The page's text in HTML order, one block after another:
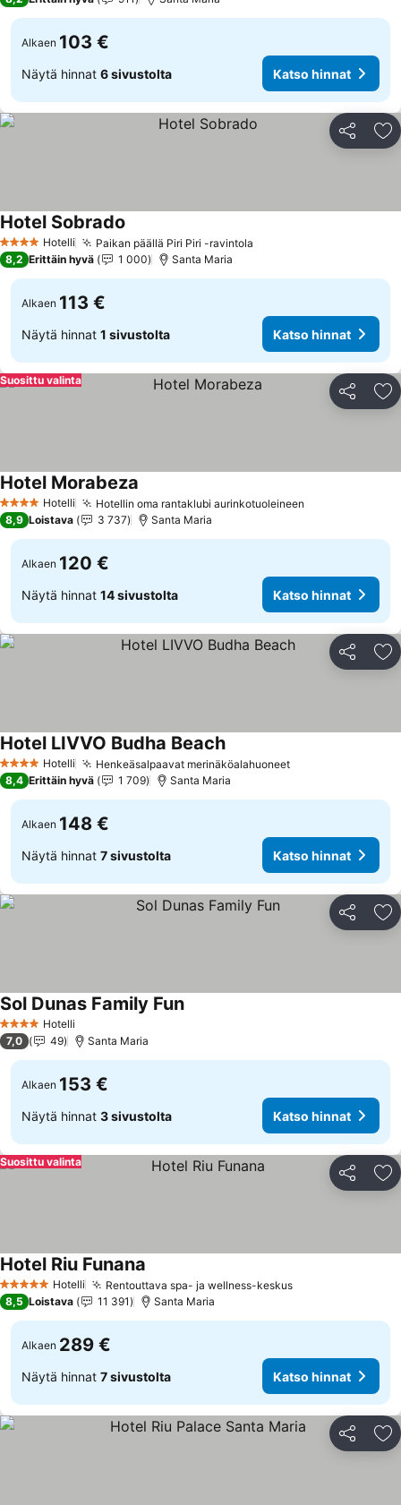
Alkaen 103 €
Näytä hinnat 6 sivustolta Katso hinnat
Jaa
4 Tähtiluokitus
Hotelli Paikan päällä Piri Piri -ravintola
Hotel Sobrado
8,2 Erittäin hyvä 1 000 Santa Maria
Alkaen 113 €
Näytä hinnat 1 sivustolta Katso hinnat
Jaa
Suosittu valinta
4 Tähtiluokitus
Hotelli Hotellin oma rantaklubi aurinkotuoleineen
Hotel Morabeza
8,9 Loistava 3 737 Santa Maria
Alkaen 120 €
Näytä hinnat 14 sivustolta Katso hinnat
Jaa
4 Tähtiluokitus
Hotelli Henkeäsalpaavat merinäköalahuoneet
Hotel LIVVO Budha Beach
8,4 Erittäin hyvä 1 709 Santa Maria
Alkaen 148 €
Näytä hinnat 7 sivustolta Katso hinnat
Jaa
4 Tähtiluokitus
Hotelli
Sol Dunas Family Fun
7,0 49 Santa Maria
Alkaen 153 €
Näytä hinnat 3 sivustolta Katso hinnat
Jaa
Suosittu valinta
5 Tähtiluokitus
Hotelli Rentouttava spa- ja wellness-keskus
Hotel Riu Funana
8,5 Loistava 11 391 Santa Maria
Alkaen 289 €
Näytä hinnat 7 sivustolta Katso hinnat
Jaa